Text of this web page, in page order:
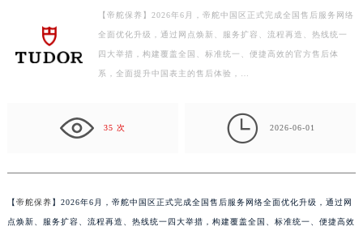
【帝舵保养】2026年6月，帝舵中国区正式完成全国售后服务网络
全面优化升级，通过网点焕新、服务扩容、流程再造、热线统一
四大举措，构建覆盖全国、标准统一、便捷高效的官方售后体
系，全面提升中国表主的售后体验，…
35 次  2026-06-01
【 帝舵保养 】2026年6月，帝舵中国区正式完成全国售后服务网络全面优化升级，通过网
点焕新、服务扩容、流程再造、热线统一四大举措，构建覆盖全国、标准统一、便捷高效